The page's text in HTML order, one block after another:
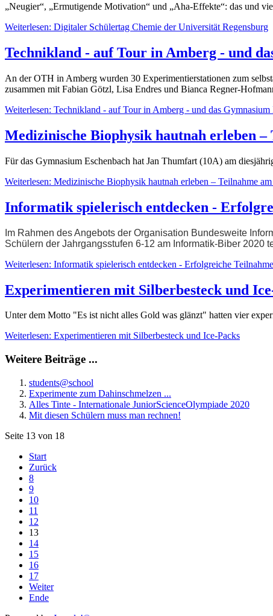
„Neugier“, „Ermutigende Motivation“ und „Aha-Effekte“: das und
Weiterlesen: Digitaler Schülertag Chemie der Universität Regensburg
Technikland - auf Tour in Amberg - und
An der OTH in Amberg wurden 30 Experimentierstationen zum
zusammen mit Fabian Götzl, Lisa Endres und Bianca Regner-
Weiterlesen: Technikland - auf Tour in Amberg - und das
Medizinische Biophysik hautnah erleben
Für das Gymnasium Eschenbach hat Jan Thumfart (10A) am
Weiterlesen: Medizinische Biophysik hautnah erleben – Teilnahme
Informatik spielerisch entdecken -
Im Rahmen des Angebots der Organisation Bundesweite
Schülern der Jahrgangsstufen 6-12 am Informatik-Biber 2020
Weiterlesen: Informatik spielerisch entdecken - Erfolgreiche
Experimentieren mit Silberbesteck und
Unter dem Motto "Es ist nicht alles Gold was glänzt" hatten vier
Weiterlesen: Experimentieren mit Silberbesteck und Ice-Packs
Weitere Beiträge ...
students@school
Experimente zum Dahinschmelzen ...
Alles Tinte - Internationale JuniorScienceOlympiade 2020
Mit diesen Schülern muss man rechnen!
Seite 13 von 18
Start
Zurück
8
9
10
11
12
13
14
15
16
17
Weiter
Ende